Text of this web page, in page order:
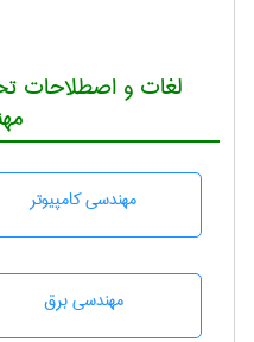
لغات و اصطلاحات
مهندسی كامپيوتر
مهندسی برق